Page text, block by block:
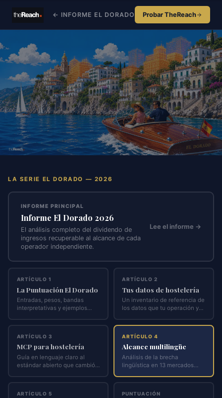
← INFORME EL DORADO Probar TheReach
RADIO 4 · IDIOMA
Alcance multilingüe
Una referencia mercado por mercado que cubre el mix
de visitantes del turismo receptor, las brechas de
cobertura lingüística y la oportunidad recuperable en 13
mercados principales.
Leer los perfiles
~20 min de lectura · 5 mercados europeos + 8
LA SERIE EL DORADO — 2026
INFORME PRINCIPAL
Informe El Dorado 2026
El análisis completo del dividendo de
ingresos recuperable al alcance de cada
operador independiente.
Lee el informe →
ARTÍCULO 1
La Puntuación El Dorado
Entradas, pesos, bandas
interpretativas y ejemplos
ARTÍCULO 2
Tus datos de hostelería
Un inventario de referencia de
los datos que tu operación ya
ARTÍCULO 3
MCP para hostelería
Guía en lenguaje claro al
estándar abierto que cambió
ARTÍCULO 4
Alcance multilingüe
Análisis de la brecha
lingüística en 13 mercados
ARTÍCULO 5 PUNTUACIÓN